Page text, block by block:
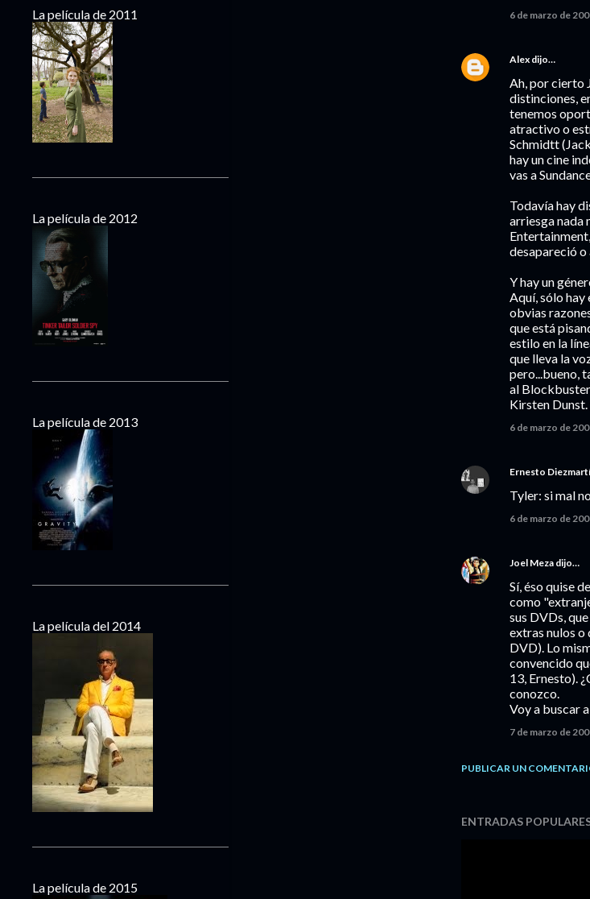
6 de marzo de
Alex dijo…
Ah, por cierto
distinciones,
tenemos
atractivo o
Schmidtt
hay un cine
vas a
Todavía hay
arriesga nada
desapareció o
Y hay un
Aquí, sólo
obvias
que está
estilo en la
que lleva la
pero...bueno,
al Blockbuster
Kirsten Dunst.
6 de marzo de
Ernesto
Tyler: si mal
6 de marzo de
Joel Meza dijo…
Sí, éso quise
como
sus DVDs,
extras nulos o
DVD). Lo
convencido
13, Ernesto).
conozco.
Voy a buscar
7 de marzo de
PUBLICAR UN
ENTRADAS
La película de 2011
La película de 2012
La película de 2013
La película del 2014
La película de 2015